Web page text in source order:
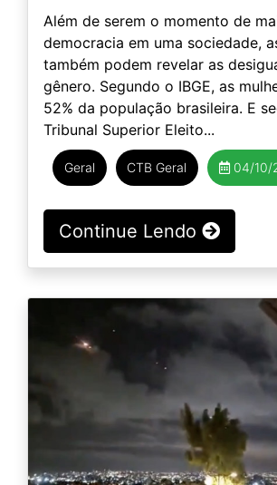
Além de serem o momento de
democracia em uma sociedade,
também podem revelar as
gênero. Segundo o IBGE, as
52% da população brasileira. E
Tribunal Superior Eleito...
Geral CTB Geral 04/10/
Continue Lendo